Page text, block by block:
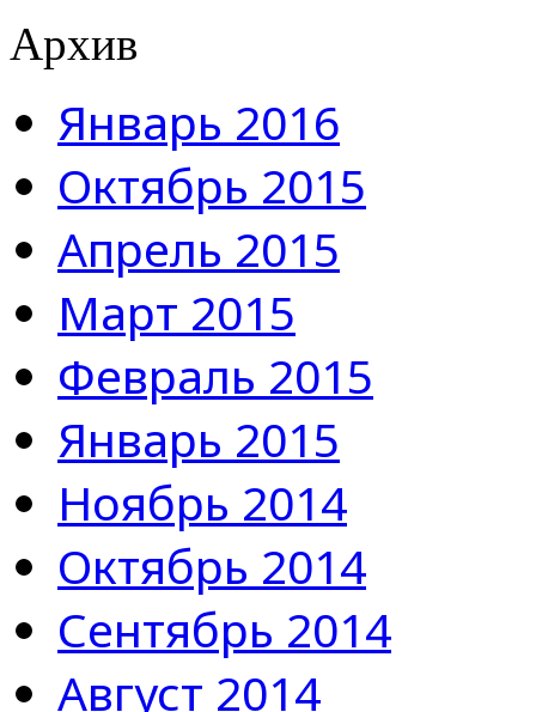
Архив
Январь 2016
Октябрь 2015
Апрель 2015
Март 2015
Февраль 2015
Январь 2015
Ноябрь 2014
Октябрь 2014
Сентябрь 2014
Август 2014